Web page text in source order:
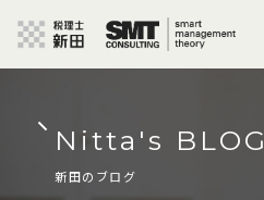
Nitta's BLOG
新田のブログ